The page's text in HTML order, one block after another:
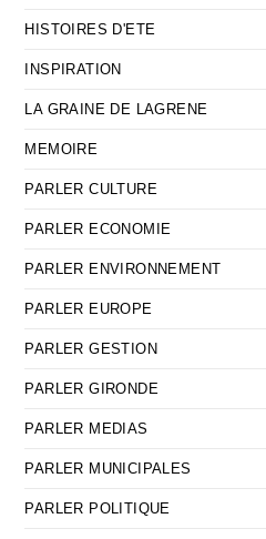
HISTOIRES D'ETE
INSPIRATION
LA GRAINE DE LAGRENE
MEMOIRE
PARLER CULTURE
PARLER ECONOMIE
PARLER ENVIRONNEMENT
PARLER EUROPE
PARLER GESTION
PARLER GIRONDE
PARLER MEDIAS
PARLER MUNICIPALES
PARLER POLITIQUE